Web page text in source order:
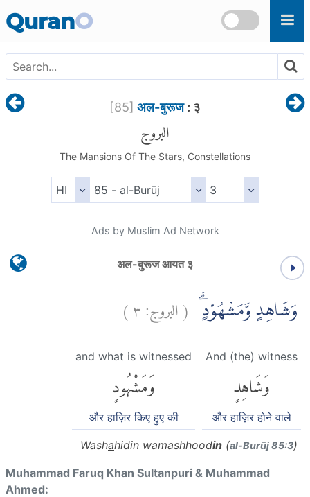
QuranO
[85] अल-बुरूज: ३
البروج
The Mansions Of The Stars, Constellations
Ads by Muslim Ad Network
अल-बुरूज आयत ३
وَشَاهِدٍ وَّمَشْهُوْدٍۗ (البروج:٣)
And (the) witness
وَشَاهِدٍ
और हाज़िर होने वाले
and what is witnessed
وَمَشْهُودٍ
और हाज़िर किए हुए की
Washahidin wamashhoodin (al-Burūj 85:3)
Muhammad Faruq Khan Sultanpuri & Muhammad
Ahmed: